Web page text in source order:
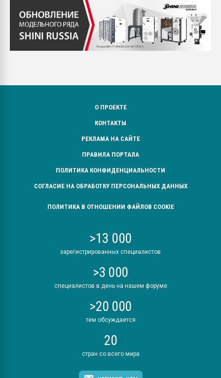
О ПРОЕКТЕ
КОНТАКТЫ
РЕКЛАМА НА САЙТЕ
ПРАВИЛА ПОРТАЛА
ПОЛИТИКА КОНФИДЕНЦИАЛЬНОСТИ
СОГЛАСИЕ НА ОБРАБОТКУ ПЕРСОНАЛЬНЫХ ДАННЫХ
ПОЛИТИКА В ОТНОШЕНИИ ФАЙЛОВ COOKIE
>13 000
зарегистрированных специалистов
>3 000
специалистов в день на нашем форуме
>20 000
тем обсуждается
20
стран со всего мира